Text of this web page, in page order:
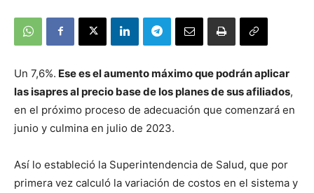
Un 7,6%. Ese es el aumento máximo que podrán aplicar
las isapres al precio base de los planes de sus afiliados,
en el próximo proceso de adecuación que comenzará en
junio y culmina en julio de 2023.
Así lo estableció la Superintendencia de Salud, que por
primera vez calculó la variación de costos en el sistema y